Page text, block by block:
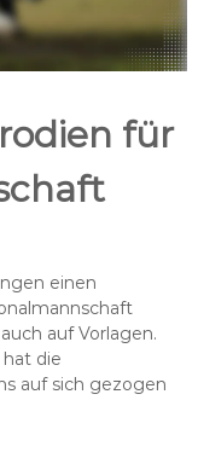
für
einen
auf Vorlagen.
die
auf sich gezogen